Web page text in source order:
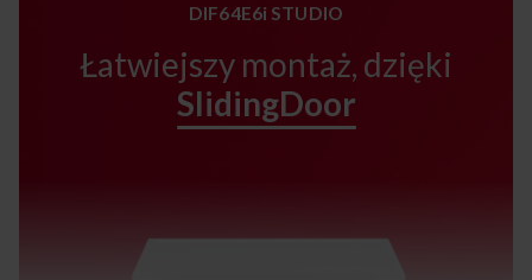
DIF64E6i STUDIO
Łatwiejszy montaż, dzięki
SlidingDoor